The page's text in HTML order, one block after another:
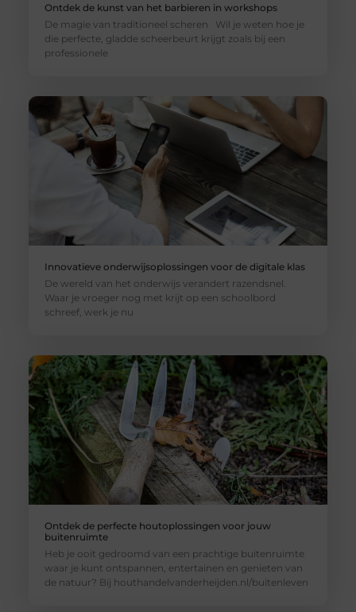
Ontdek de kunst van het barbieren in workshops
De magie van traditioneel scheren Wil je weten hoe je
die perfecte, gladde scheerbeurt krijgt zoals bij een
professionele
Innovatieve onderwijsoplossingen voor de digitale klas
De wereld van het onderwijs verandert razendsnel.
Waar je vroeger nog met krijt op een schoolbord
schreef, werk je nu
Ontdek de perfecte houtoplossingen voor jouw
buitenruimte
Heb je ooit gedroomd van een prachtige buitenruimte
waar je kunt ontspannen, entertainen en genieten van
de natuur? Bij houthandelvanderheijden.nl/buitenleven